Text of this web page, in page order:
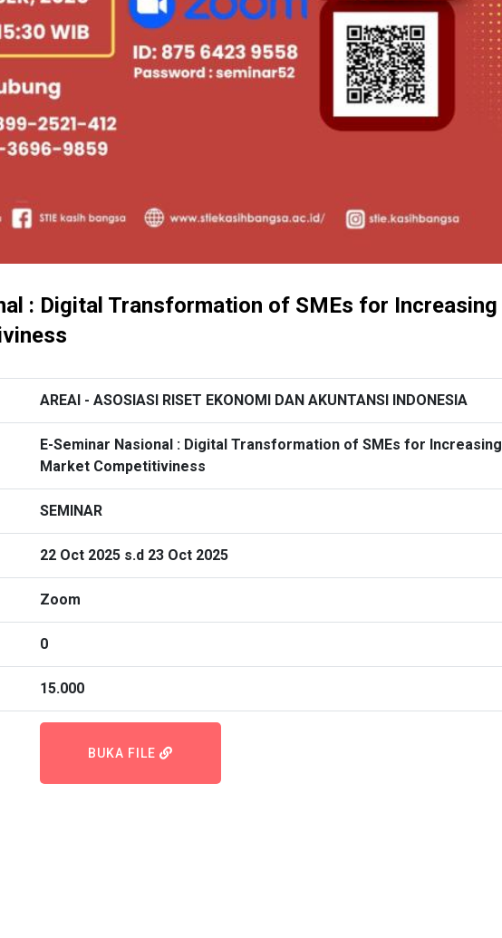
: Digital Transformation of SMEs for Increasing
AREAI - ASOSIASI RISET EKONOMI DAN AKUNTANSI INDONESIA
E-Seminar Nasional : Digital Transformation of SMEs for Increasing
Market Competitiviness
SEMINAR
22 Oct 2025 s.d 23 Oct 2025
Zoom
0
15.000
BUKA FILE